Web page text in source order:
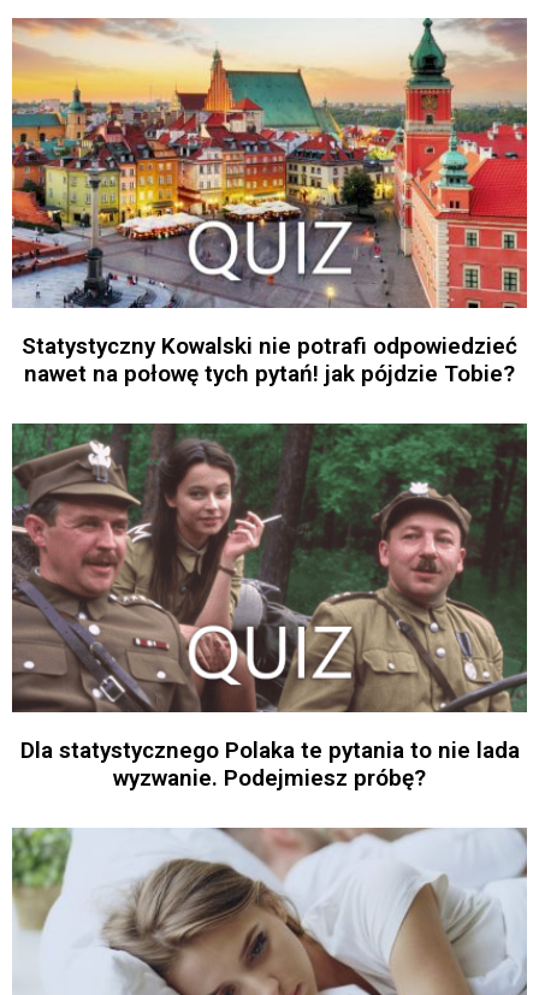
Statystyczny Kowalski nie potrafi odpowiedzieć
nawet na połowę tych pytań! jak pójdzie Tobie?
Dla statystycznego Polaka te pytania to nie lada
wyzwanie. Podejmiesz próbę?